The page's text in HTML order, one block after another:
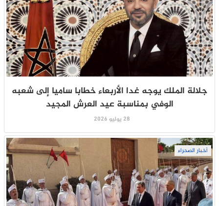
جلالة الملك يوجه غدا الأربعاء خطابا ساميا إلى شعبه
الوفي بمناسبة عيد العرش المجيد
28 يوليو 2026
أخبار الصحراء